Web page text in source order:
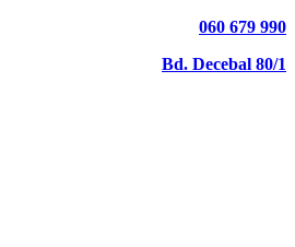
060 679 990
Bd. Decebal 80/1